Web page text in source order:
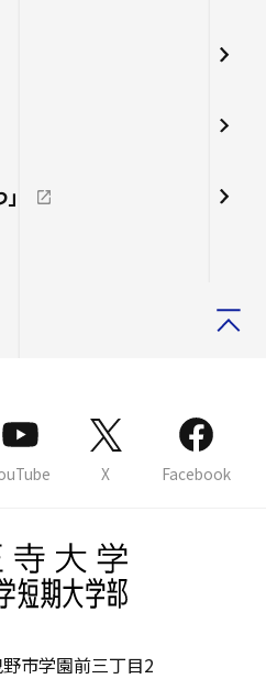
X Facebook
市学園前三丁目2